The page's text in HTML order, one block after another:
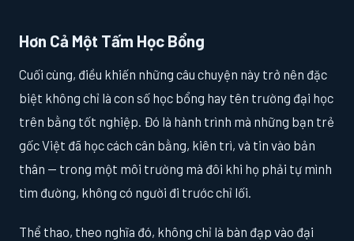
Hơn Cả Một Tấm Học Bổng
Cuối cùng, điều khiến những câu chuyện này trở nên đặc
biệt không chỉ là con số học bổng hay tên trường đại học
trên bằng tốt nghiệp. Đó là hành trình mà những bạn trẻ
gốc Việt đã học cách cân bằng, kiên trì, và tin vào bản
thân — trong một môi trường mà đôi khi họ phải tự mình
tìm đường, không có người đi trước chỉ lối.
Thể thao, theo nghĩa đó, không chỉ là bàn đạp vào đại